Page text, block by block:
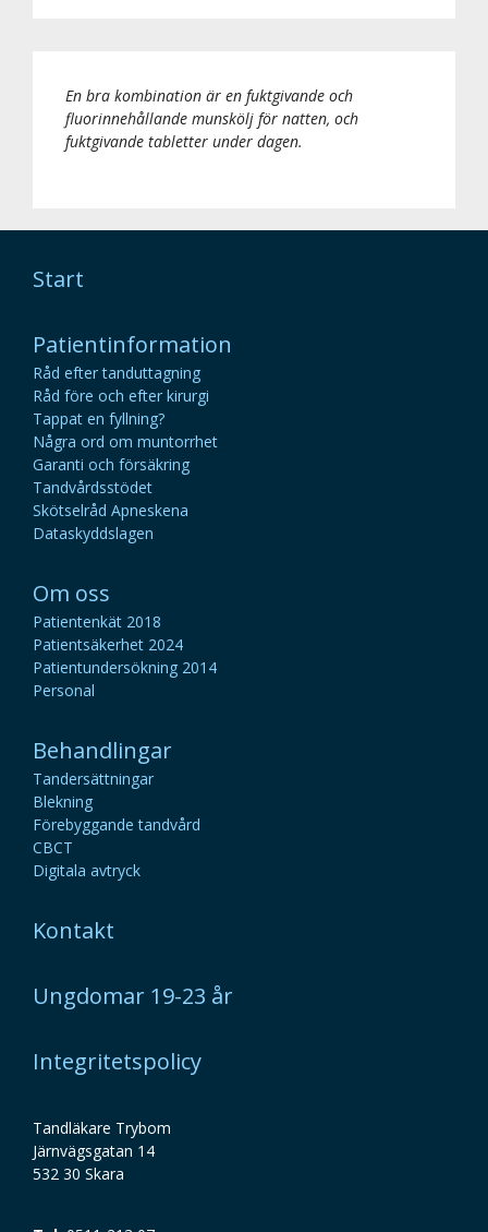
En bra kombination är en fuktgivande och
fluorinnehållande munskölj för natten, och
fuktgivande tabletter under dagen.
Start
Patientinformation
Råd efter tanduttagning
Råd före och efter kirurgi
Tappat en fyllning?
Några ord om muntorrhet
Garanti och försäkring
Tandvårdsstödet
Skötselråd Apneskena
Dataskyddslagen
Om oss
Patientenkät 2018
Patientsäkerhet 2024
Patientundersökning 2014
Personal
Behandlingar
Tandersättningar
Blekning
Förebyggande tandvård
CBCT
Digitala avtryck
Kontakt
Ungdomar 19-23 år
Integritetspolicy
Tandläkare Trybom
Järnvägsgatan 14
532 30 Skara